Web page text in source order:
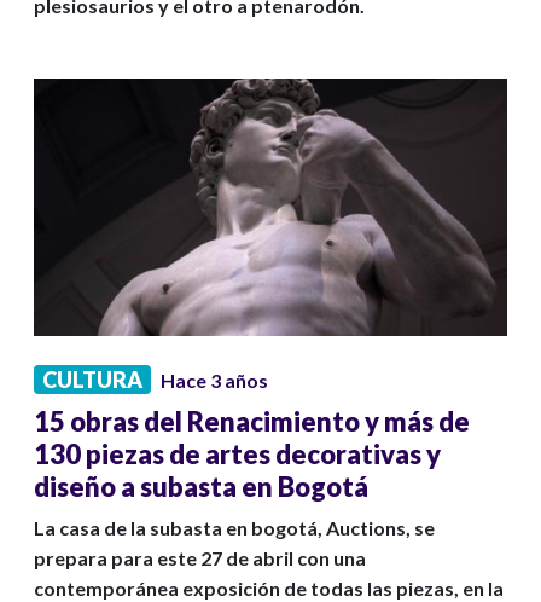
plesiosaurios y el otro a ptenarodón.
CULTURA Hace 3 años
15 obras del Renacimiento y más de
130 piezas de artes decorativas y
diseño a subasta en Bogotá
La casa de la subasta en bogotá, Auctions, se
prepara para este 27 de abril con una
contemporánea exposición de todas las piezas, en la